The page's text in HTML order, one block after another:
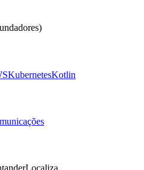
KubernetesKotlin